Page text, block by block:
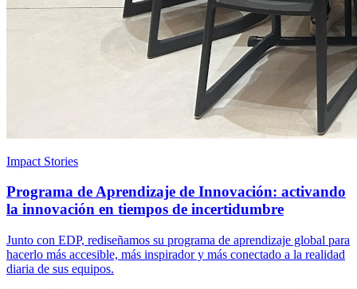
Impact Stories
Programa de Aprendizaje de Innovación: activando
la innovación en tiempos de incertidumbre
Junto con EDP, rediseñamos su programa de aprendizaje global para
hacerlo más accesible, más inspirador y más conectado a la realidad
diaria de sus equipos.